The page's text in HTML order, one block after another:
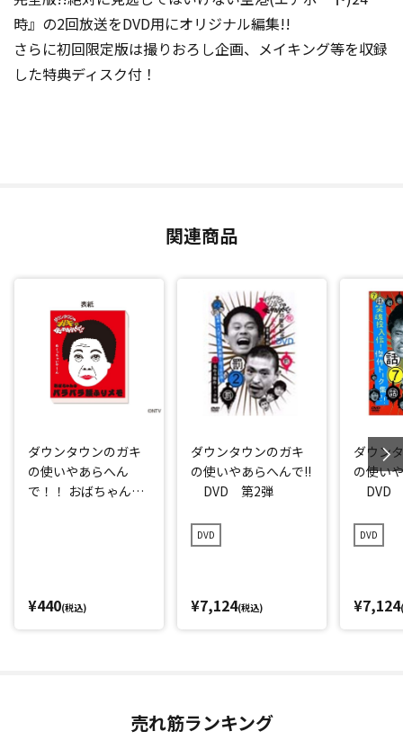
時』の2回放送をDVD用にオリジナル編集!!
さらに初回限定版は撮りおろし企画、メイキング等を収録
した特典ディスク付！
関連商品
ダウンタウンのガキ
の使いやあらへん
で！！ おばちゃんの
¥440(税込)
ダウンタウンのガキ
の使いやあらへんで!!
DVD 第2弾
DVD
¥7,124(税込)
ダウン
の使い
DVD
DVD
¥7,124
売れ筋ランキング